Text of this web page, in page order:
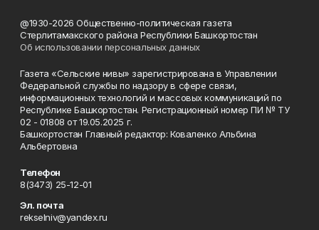
@1930-2026 Общественно-политическая газета
Стерлитамакского района Республики Башкортостан
Об использовании персональных данных
Газета «Сельские нивы» зарегистрирована в Управлении
Федеральной службы по надзору в сфере связи,
информационных технологий и массовых коммуникаций по
Республике Башкортостан. Регистрационный номер ПИ № ТУ
02 - 01808 от 19.05.2025 г.
Башкортостан Главный редактор: Коваленко Альбина
Альбертовна
Телефон
8(3473) 25-12-01
Эл. почта
rekselniv@yandex.ru